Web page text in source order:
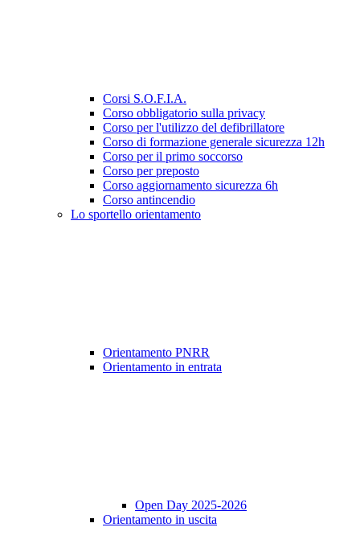
Corsi S.O.F.I.A.
Corso obbligatorio sulla privacy
Corso per l'utilizzo del defibrillatore
Corso di formazione generale sicurezza 12h
Corso per il primo soccorso
Corso per preposto
Corso aggiornamento sicurezza 6h
Corso antincendio
Lo sportello orientamento
Orientamento PNRR
Orientamento in entrata
Open Day 2025-2026
Orientamento in uscita